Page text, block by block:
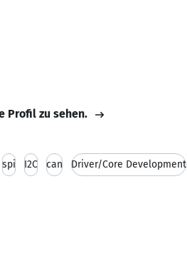
Profil zu sehen.
spi I2C can Driver/Core Development